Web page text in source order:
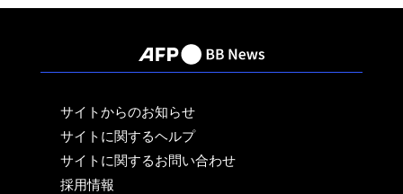
サイトからのお知らせ
サイトに関するヘルプ
サイトに関するお問い合わせ
採用情報